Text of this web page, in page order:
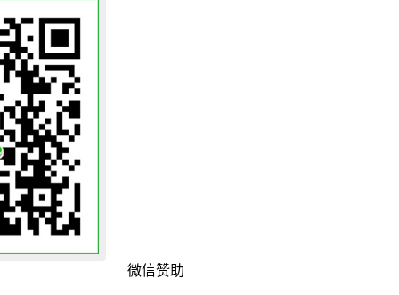
微信赞助